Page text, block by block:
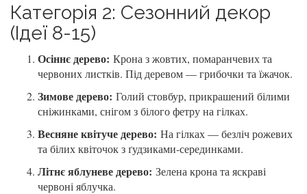
Категорія 2: Сезонний декор
(Ідеї 8-15)
Осіннє дерево: Крона з жовтих, помаранчевих та
червоних листків. Під деревом — грибочки та їжачок.
Зимове дерево: Голий стовбур, прикрашений білими
сніжинками, снігом з білого фетру на гілках.
Весняне квітуче дерево: На гілках — безліч рожевих
та білих квіточок з ґудзиками-серединками.
Літнє яблуневе дерево: Зелена крона та яскраві
червоні яблучка.